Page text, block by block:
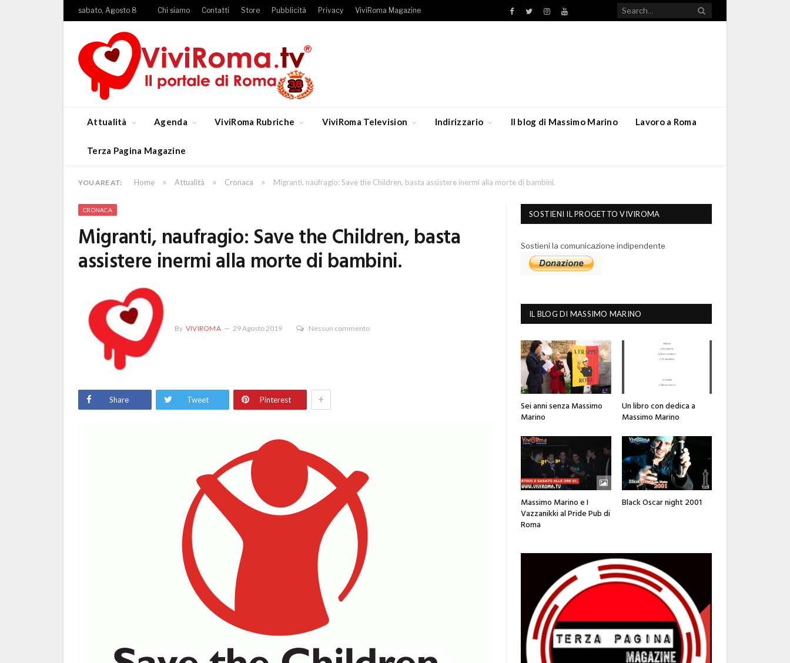
sabato, Agosto 8 Chi siamo Contatti Store Pubblicità Privacy ViviRoma Magazine Facebook
TwitterInstagramYouTube
Attualità Agenda ViviRoma Rubriche ViviRoma Television Indirizzario Il blog di Massimo Marino Lavoro a Roma
Terza Pagina Magazine
YOU ARE AT: Home » Attualità » Cronaca » Migranti, naufragio: Save the Children, basta assistere inermi alla morte di bambini.
CRONACA
Migranti, naufragio: Save the Children, basta
assistere inermi alla morte di bambini.
By VIVIROMA 29 Agosto 2019 Nessun commento
Share Tweet Pinterest +
SOSTIENI IL PROGETTO VIVIROMA
Sostieni la comunicazione indipendente
IL BLOG DI MASSIMO MARINO
Sei anni senza Massimo
Marino
Un libro con dedica a
Massimo Marino
Massimo Marino e I
Vazzanikki al Pride Pub di
Roma
Black Oscar night 2001